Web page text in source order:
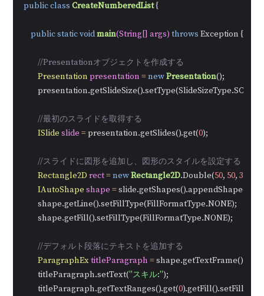
publicclass CreateNumberedList {
publicstaticvoidmain(String[] args) throws Exception {
//Presentationオブジェクトを作成する
Presentation presentation =newPresentation();
//最初のスライドを取得する
ISlide slide = presentation.getSlides().get(0);
//スライドに図形を追加し、図形のスタイルを設定する
Rectangle2D rect=newRectangle2D.Double(50, 50, 300
IAutoShape shape =
        shape.getLine().setFillType(FillFormatType.NONE);
        shape.getFill().setFillType(FillFormatType.NONE);
//デフォルト段落にテキストを追加する
ParagraphExtitleParagraph =
        titleParagraph.setText(
"スキル:");
        titleParagraph.getTextRanges().get(
0